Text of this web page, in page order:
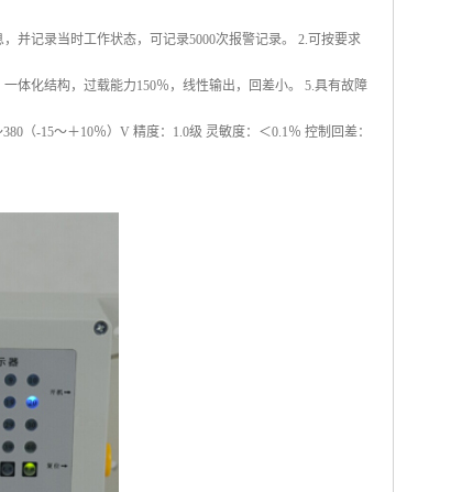
并记录当时工作状态，可记录5000次报警记录。 2.可按要求
体化结构，过载能力150％，线性输出，回差小。 5.具有故障
（-15～＋10％）V 精度：1.0级 灵敏度：＜0.1％ 控制回差：